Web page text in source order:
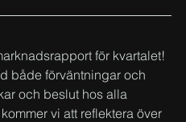
för kvartalet!
både förväntningar och
och beslut hos alla
vi att reflektera över